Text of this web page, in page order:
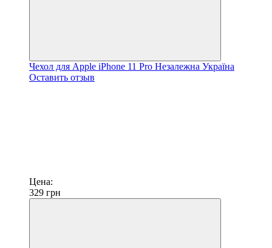
Чехол для Apple iPhone 11 Pro Незалежна Україна
Оставить отзыв
Цена:
329 грн